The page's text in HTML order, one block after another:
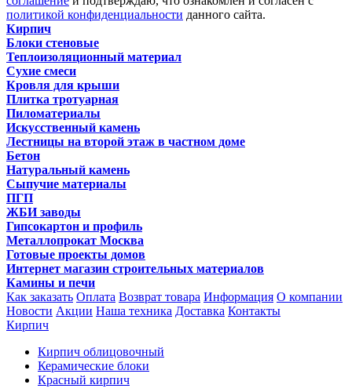
политикой конфиденциальности данного сайта.
Кирпич
Блоки стеновые
Теплоизоляционный материал
Сухие смеси
Кровля для крыши
Плитка тротуарная
Пиломатериалы
Искусственный камень
Лестницы на второй этаж в частном доме
Бетон
Натуральный камень
Сыпучие материалы
ПГП
ЖБИ заводы
Гипсокартон и профиль
Металлопрокат Москва
Готовые проекты домов
Интернет магазин строительных материалов
Камины и печи
Как заказать Оплата Возврат товара Информация О компании
Новости Акции Наша техника Доставка Контакты
Кирпич
Кирпич облицовочный
Керамические блоки
Красный кирпич